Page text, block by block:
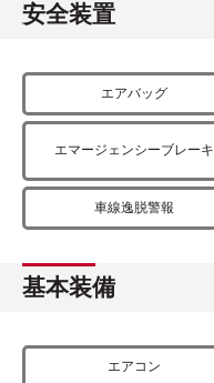
安全装置
エアバッグ
エマージェンシーブレーキ
車線逸脱警報
基本装備
エアコン